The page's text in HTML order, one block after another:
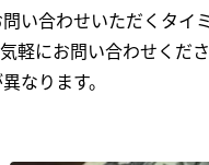
い合わせいただくタ
軽にお問い合わせくださ
なります。